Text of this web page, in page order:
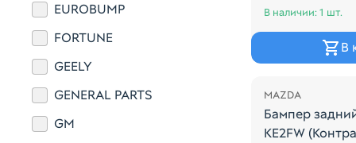
EUROBUMP
FORTUNE
GEELY
GENERAL PARTS
GM
В наличии: 1 шт.
В
Распродажа
MAZDA
Бампер
KE2FW